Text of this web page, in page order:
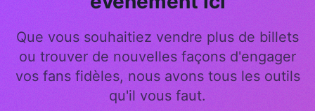
Que vous souhaitiez vendre plus de billets
ou trouver de nouvelles façons d'engager
vos fans fidèles, nous avons tous les outils
qu'il vous faut.